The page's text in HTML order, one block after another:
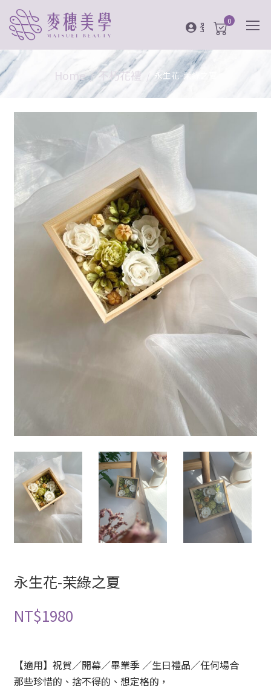
登入 0
Home 不朽花禮 永生花-茉綠之夏
永生花-茉綠之夏
NT$1980
【適用】祝賀／開幕／畢業季 ／生日禮品／任何場合
那些珍惜的、捨不得的、想定格的，